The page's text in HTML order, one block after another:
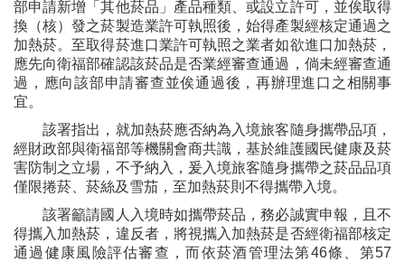
部申請新增「其他菸品」產品種類、或設立許可，並俟取得
換（核）發之菸製造業許可執照後，始得產製經核定通過之
加熱菸。至取得菸進口業許可執照之業者如欲進口加熱菸，
應先向衛福部確認該菸品是否業經審查通過，倘未經審查通
過，應向該部申請審查並俟通過後，再辦理進口之相關事
宜。
該署指出，就加熱菸應否納為入境旅客隨身攜帶品項，
經財政部與衛福部等機關會商共識，基於維護國民健康及菸
害防制之立場，不予納入，爰入境旅客隨身攜帶之菸品品項
僅限捲菸、菸絲及雪茄，至加熱菸則不得攜帶入境。
該署籲請國人入境時如攜帶菸品，務必誠實申報，且不
得攜入加熱菸，違反者，將視攜入加熱菸是否經衛福部核定
通過健康風險評估審查，而依菸酒管理法第46條、第57